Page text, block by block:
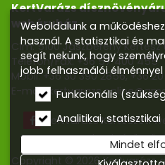
KertVarázs
webáruház
Cím: 5100 Jászberény
Telefon/Fax: +36 57 400 455
Mobil:+36 30 390 2856,+36
E-mail:
Kertvarázs Kertészeti
kerti tó,
Copyright © 2026 Kertvarázs
Weboldalunk a
használ. A statisztikai és
segít nekünk, hogy
jobb felhasználói
Funkcionális
Analitikai, statisztikai
Mindet